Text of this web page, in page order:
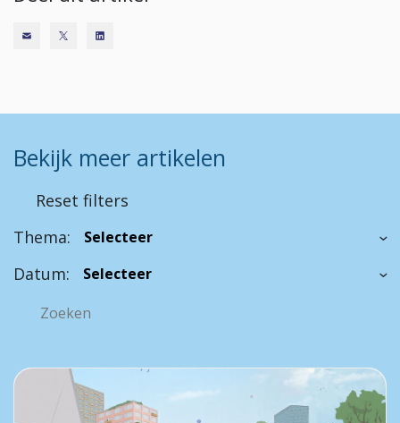
Bekijk meer artikelen
Reset filters
Thema:
Datum: